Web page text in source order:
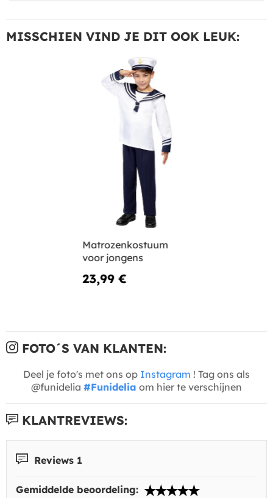
MISSCHIEN VIND JE DIT OOK LEUK:
Matrozenkostuum
voor jongens
23,99 €
FOTO´S VAN KLANTEN:
Deel je foto's met ons op Instagram ! Tag ons als
@funidelia #Funidelia om hier te verschijnen
KLANTREVIEWS:
Reviews 1
Gemiddelde beoordeling: